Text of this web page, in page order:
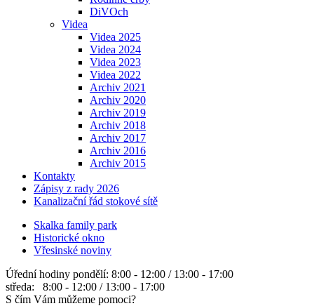
DiVOch
Videa
Videa 2025
Videa 2024
Videa 2023
Videa 2022
Archiv 2021
Archiv 2020
Archiv 2019
Archiv 2018
Archiv 2017
Archiv 2016
Archiv 2015
Kontakty
Zápisy z rady 2026
Kanalizační řád stokové sítě
Skalka family park
Historické okno
Vřesinské noviny
Úřední hodiny pondělí: 8:00 - 12:00 / 13:00 - 17:00
středa: 8:00 - 12:00 / 13:00 - 17:00
S čím Vám můžeme pomoci?